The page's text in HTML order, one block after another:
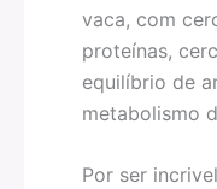
vaca, com
proteínas,
equilíbrio de
metabolismo
Por ser